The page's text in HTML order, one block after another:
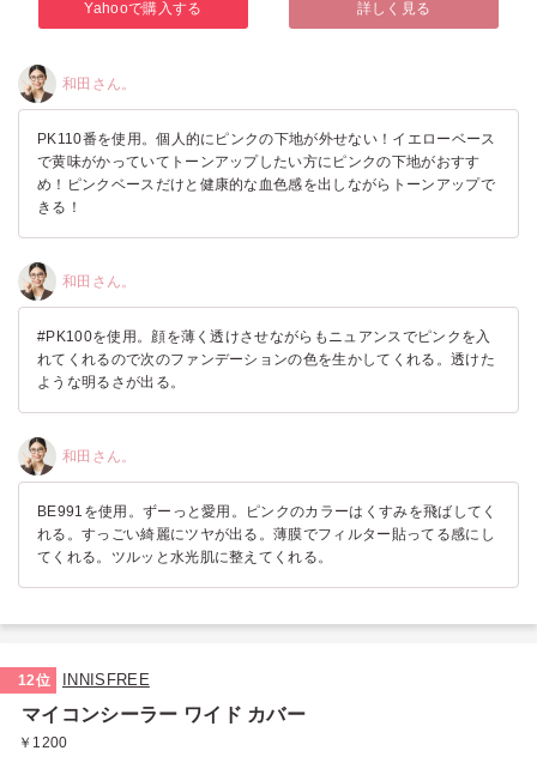
Yahooで購入する 詳しく見る
和田さん。
PK110番を使用。個人的にピンクの下地が外せない！イエローベース
で黄味がかっていてトーンアップしたい方にピンクの下地がおすす
め！ピンクベースだけと健康的な血色感を出しながらトーンアップで
きる！
和田さん。
#PK100を使用。顔を薄く透けさせながらもニュアンスでピンクを入
れてくれるので次のファンデーションの色を生かしてくれる。透けた
ような明るさが出る。
和田さん。
BE991を使用。ずーっと愛用。ピンクのカラーはくすみを飛ばしてく
れる。すっごい綺麗にツヤが出る。薄膜でフィルター貼ってる感にし
てくれる。ツルッと水光肌に整えてくれる。
12位 INNISFREE
マイコンシーラー ワイド カバー
￥1200